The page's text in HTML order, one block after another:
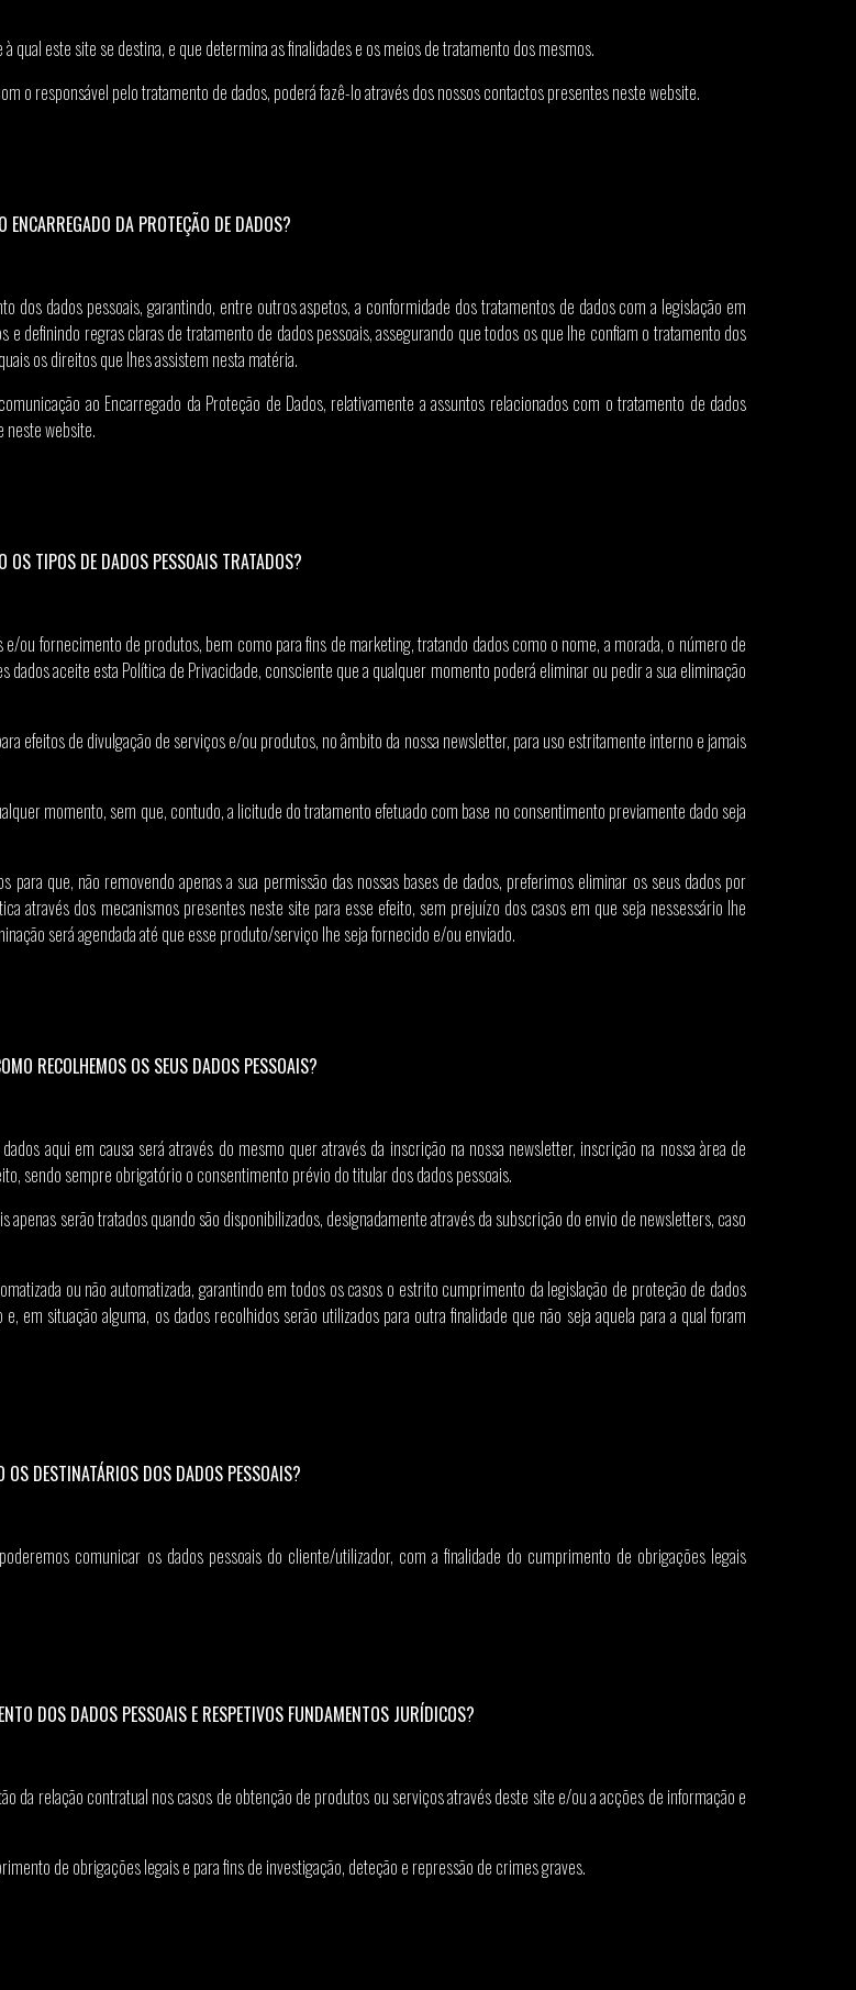
qual este site se destina, e que determina as finalidades e os meios de tratamento dos mesmos.
o responsável pelo tratamento de dados, poderá fazê-lo através dos nossos contactos presentes neste website.
ENCARREGADO DA PROTEÇÃO DE DADOS?
dos dados pessoais, garantindo, entre outros aspetos, a conformidade dos tratamentos de dados com a legislação em
definindo regras claras de tratamento de dados pessoais, assegurando que todos os que lhe confiam o tratamento dos
os direitos que lhes assistem nesta matéria.
ao Encarregado da Proteção de Dados, relativamente a assuntos relacionados com o tratamento de dados
neste website.
OS TIPOS DE DADOS PESSOAIS TRATADOS?
ou fornecimento de produtos, bem como para fins de marketing, tratando dados como o nome, a morada, o número de
aceite esta Política de Privacidade, consciente que a qualquer momento poderá eliminar ou pedir a sua eliminação
efeitos de divulgação de serviços e/ou produtos, no âmbito da nossa newsletter, para uso estritamente interno e jamais
momento, sem que, contudo, a licitude do tratamento efetuado com base no consentimento previamente dado seja
que, não removendo apenas a sua permissão das nossas bases de dados, preferimos eliminar os seus dados por
através dos mecanismos presentes neste site para esse efeito, sem prejuízo dos casos em que seja nessessário lhe
será agendada até que esse produto/serviço lhe seja fornecido e/ou enviado.
RECOLHEMOS OS SEUS DADOS PESSOAIS?
aqui em causa será através do mesmo quer através da inscrição na nossa newsletter, inscrição na nossa àrea de
sendo sempre obrigatório o consentimento prévio do titular dos dados pessoais.
serão tratados quando são disponibilizados, designadamente através da subscrição do envio de newsletters, caso
ou não automatizada, garantindo em todos os casos o estrito cumprimento da legislação de proteção de dados
em situação alguma, os dados recolhidos serão utilizados para outra finalidade que não seja aquela para a qual foram
OS DESTINATÁRIOS DOS DADOS PESSOAIS?
comunicar os dados pessoais do cliente/utilizador, com a finalidade do cumprimento de obrigações legais
DOS DADOS PESSOAIS E RESPETIVOS FUNDAMENTOS JURÍDICOS?
da relação contratual nos casos de obtenção de produtos ou serviços através deste site e/ou a acções de informação e
de obrigações legais e para fins de investigação, deteção e repressão de crimes graves.